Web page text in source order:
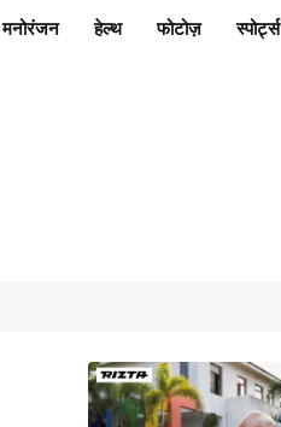
मनोरंजन हेल्थ फोटोज़ स्पोर्ट्स